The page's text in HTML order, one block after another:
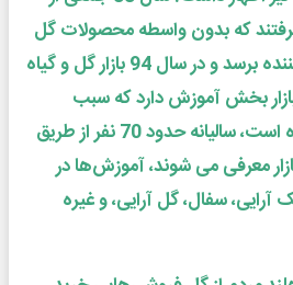
که بدون واسطه محصولات گل
و گیاه به دست مصرف کننده برسد و در سال 94 بازار گل و گیاه
بخش آموزش دارد که سبب
تفاوت با دیگر بازارها شده است، سالیانه حدود 70 نفر از طریق
معرفی می ‌شوند، آموزش‌ها در
سفال، گل آرایی، و غیره